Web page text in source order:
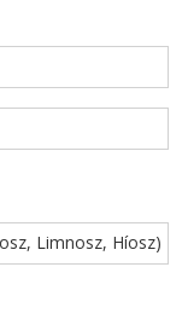
Limnosz, Híosz)